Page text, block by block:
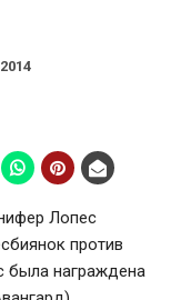
Лопес
против
была награждена